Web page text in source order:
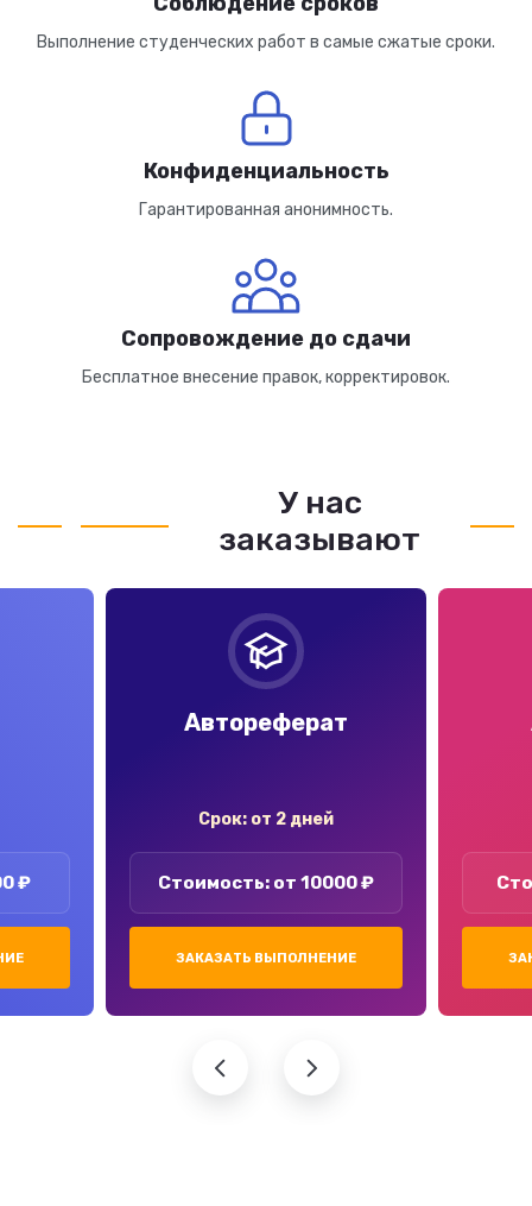
Выполнение студенческих работ в самые сжатые сроки.
Конфиденциальность
Гарантированная анонимность.
Сопровождение до сдачи
Бесплатное внесение правок, корректировок.
У нас
заказывают
₽
Автореферат
Срок: от 2 дней
Стоимость: от 10000 ₽
ЗАКАЗАТЬ ВЫПОЛНЕНИЕ